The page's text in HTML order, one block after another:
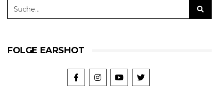
FOLGE EARSHOT